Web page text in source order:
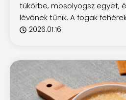
tükörbe, mosolyogsz egyet,
lévőnek tűnik. A fogak
2026.01.16.